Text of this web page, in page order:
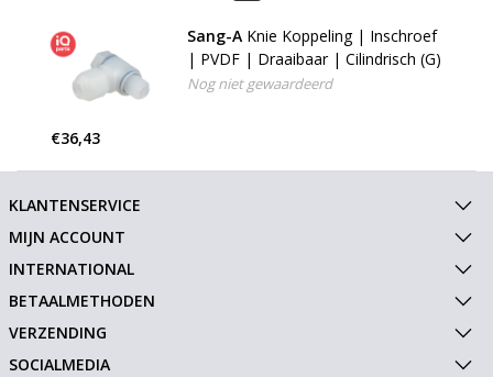
Sang-A Knie Koppeling | Inschroef
| PVDF | Draaibaar | Cilindrisch (G)
Nog niet gewaardeerd
€36,43
KLANTENSERVICE
MIJN ACCOUNT
INTERNATIONAL
BETAALMETHODEN
VERZENDING
SOCIALMEDIA